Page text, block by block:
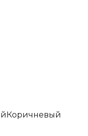
Коричневый